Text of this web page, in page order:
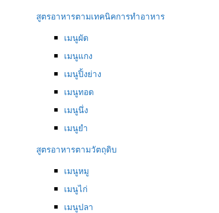
สูตรอาหารตามเทคนิคการทำอาหาร
เมนูผัด
เมนูแกง
เมนูปิ้งย่าง
เมนูทอด
เมนูนึ่ง
เมนูยำ
สูตรอาหารตามวัตถุดิบ
เมนูหมู
เมนูไก่
เมนูปลา